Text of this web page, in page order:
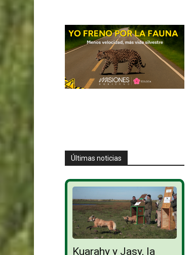
Últimas noticias
Kuarahy y Jasy, la